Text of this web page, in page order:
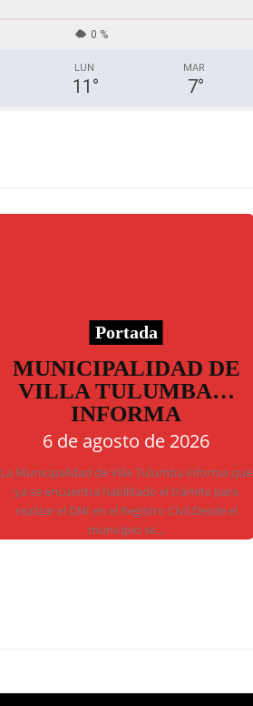
0 %
LUN
11 °
MAR
7°
Portada
MUNICIPALIDAD DE
VILLA TULUMBA…
INFORMA
6 de agosto de 2026
La Municipalidad de Villa Tulumba informa que
ya se encuentra habilitado el trámite para
realizar el DNI en el Registro Civil.Desde el
municipio se...